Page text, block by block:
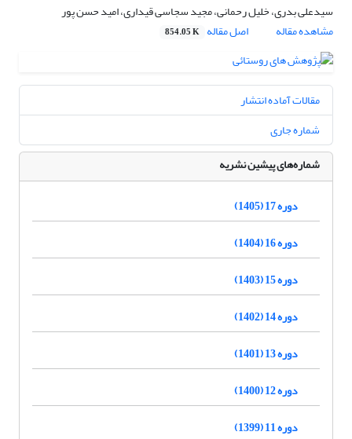
سیدعلی بدری، خلیل رحمانی، مجید سجاسی قیداری، امید حسن پور
مشاهده مقاله
اصل مقاله 854.05 K
مقالات آماده انتشار
شماره جاری
شماره‌های پیشین نشریه
دوره 17 (1405)
دوره 16 (1404)
دوره 15 (1403)
دوره 14 (1402)
دوره 13 (1401)
دوره 12 (1400)
دوره 11 (1399)